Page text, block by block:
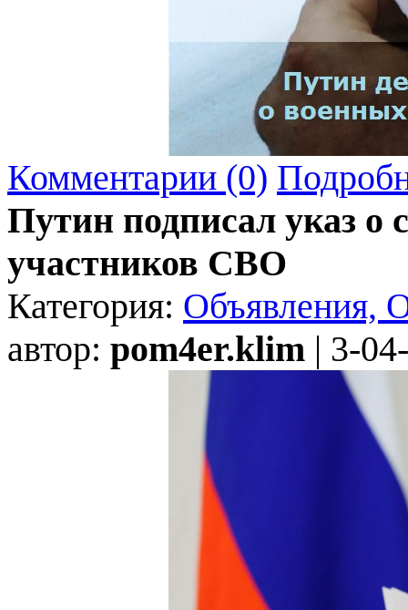
Комментарии (0)
Путин подписал указ о
участников СВО
Категория: Объявления,
автор: pom4er.klim | 3-